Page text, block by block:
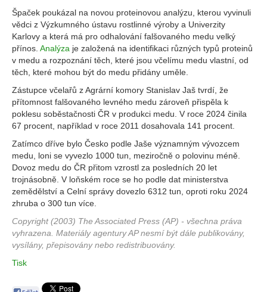
Špaček poukázal na novou proteinovou analýzu, kterou vyvinuli
vědci z Výzkumného ústavu rostlinné výroby a Univerzity
Karlovy a která má pro odhalování falšovaného medu velký
přínos. Analýza je založená na identifikaci různých typů proteinů
v medu a rozpoznání těch, které jsou včelímu medu vlastní, od
těch, které mohou být do medu přidány uměle.
Zástupce včelařů z Agrární komory Stanislav Jaš tvrdí, že
přítomnost falšovaného levného medu zároveň přispěla k
poklesu soběstačnosti ČR v produkci medu. V roce 2024 činila
67 procent, například v roce 2011 dosahovala 141 procent.
Zatímco dříve bylo Česko podle Jaše významným vývozcem
medu, loni se vyvezlo 1000 tun, meziročně o polovinu méně.
Dovoz medu do ČR přitom vzrostl za posledních 20 let
trojnásobně. V loňském roce se ho podle dat ministerstva
zemědělství a Celní správy dovezlo 6312 tun, oproti roku 2024
zhruba o 300 tun více.
Copyright (2003) The Associated Press (AP) - všechna práva
vyhrazena. Materiály agentury AP nesmí být dále publikovány,
vysílány, přepisovány nebo redistribuovány.
Tisk